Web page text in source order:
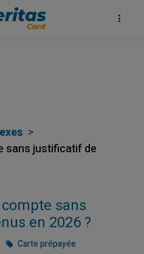
sans justificatif de
sans
en 2026 ?
Carte prépayée